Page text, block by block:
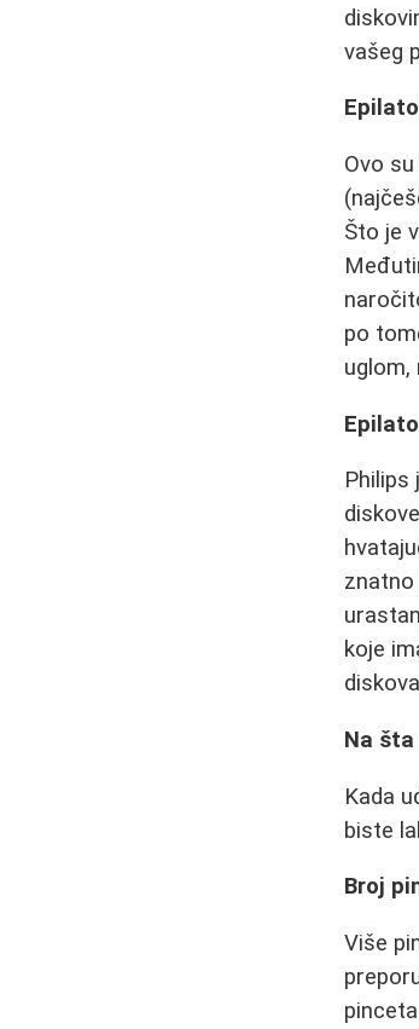
vašeg
Ovo
Što je
po
uglom,
znatno
koje
Na
Kada
biste
Broj
Više